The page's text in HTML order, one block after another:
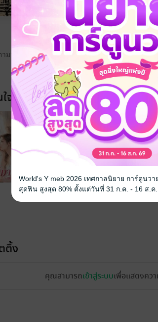
ราคาปก
ามวรรณะ พราหมณ์ กษัตริย์ แพศย์ ศูทร วรรณะส
จ
ติ้ง
คุณสามารถเข้าสู่ระบบเพื่อแสดงคว
World's Y meb 2026 เทศกาลนิยาย การ์ตูนว
สุดฟิน สูงสุด 80% ตั้งแต่วันที่ 31 ก.ค. - 16 ส.ค